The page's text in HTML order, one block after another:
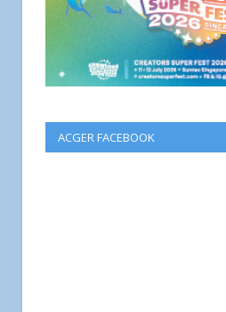
ACGER FACEBOOK